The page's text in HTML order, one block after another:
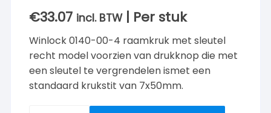
€33.07 incl. BTW | Per stuk
Winlock 0140-00-4 raamkruk met sleutel
recht model voorzien van drukknop die met
een sleutel te vergrendelen ismet een
standaard krukstit van 7x50mm.